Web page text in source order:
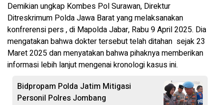
Demikian ungkap Kombes Pol Surawan, Direktur
Ditreskrimum Polda Jawa Barat yang melaksanakan
konfrerensi pers , di Mapolda Jabar, Rabu 9 April 2025. Dia
mengatakan bahwa dokter tersebut telah ditahan sejak 23
Maret 2025 dan menyatakan bahwa pihaknya memberikan
informasi lebih lanjut mengenai kronologi kasus ini.
Bidpropam Polda Jatim Mitigasi
Personil Polres Jombang